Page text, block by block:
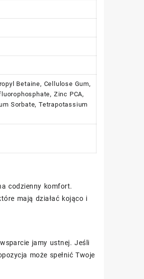
Betaine, Cellulose Gum,
Zinc PCA,
Sorbate, Tetrapotassium
codzienny komfort.
mają działać kojąco i
jamy ustnej. Jeśli
może spełnić Twoje